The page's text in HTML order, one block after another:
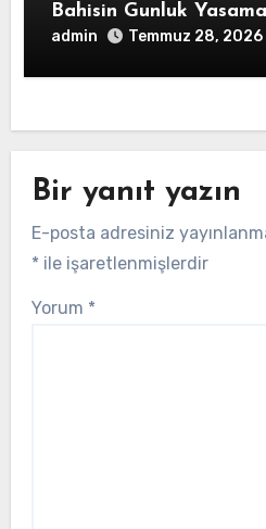
Bahisin Gunluk
admin Temmuz 28, 2026
Bir yanıt yazın
E-posta adresiniz
* ile işaretlenmişlerdir
Yorum *